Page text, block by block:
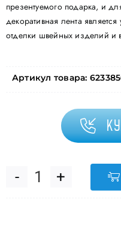
презентуемого подарка, и
декоративная лента
отделки швейных изделий и
Артикул товара: